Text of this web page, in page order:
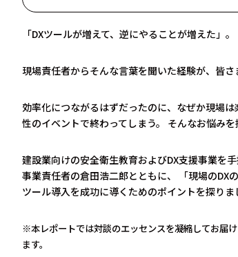
「DXツールが増えて、逆にやることが増えた」――。
現場責任者からそんな言葉を聞いた経験が、皆
効率化につながるはずだったのに、なぜか現場
性のイベントで終わってしまう。 そんなお悩み
建設業向けの安全衛生教育およびDX支援事業を
事業責任者の倉田浩二郎とともに、 「現場のDX
ツール導入を成功に導くためのポイントを探りま
※本レポートでは対談のエッセンスを凝縮してお届
ます。